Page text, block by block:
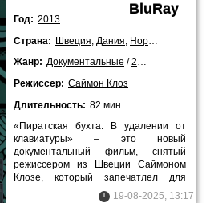
BluRay
Год: 2013
Страна: Швеция Дания Норвегия
Жанр: Документальные /2013 года
Режиссер: Саймон Клоз
Длительность: 82 мин
«Пиратская бухта. В удалении от
клавиатуры» – это новый
документальный фильм, снятый
режиссером из Швеции Саймоном
Клозе, который запечатлел для
потомков судебный процесс между
19-08-2025, 13:17